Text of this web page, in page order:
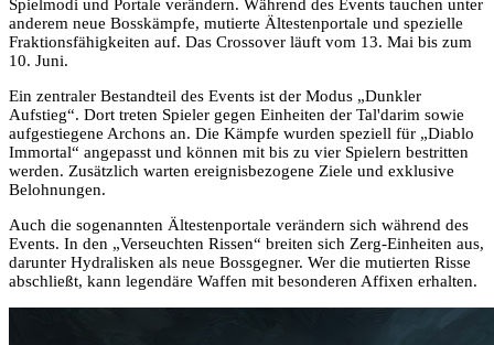
Spielmodi und Portale verändern. Während des Events tauchen unter
anderem neue Bosskämpfe, mutierte Ältestenportale und spezielle
Fraktionsfähigkeiten auf. Das Crossover läuft vom 13. Mai bis zum
10. Juni.
Ein zentraler Bestandteil des Events ist der Modus „Dunkler
Aufstieg“. Dort treten Spieler gegen Einheiten der Tal'darim sowie
aufgestiegene Archons an. Die Kämpfe wurden speziell für „Diablo
Immortal“ angepasst und können mit bis zu vier Spielern bestritten
werden. Zusätzlich warten ereignisbezogene Ziele und exklusive
Belohnungen.
Auch die sogenannten Ältestenportale verändern sich während des
Events. In den „Verseuchten Rissen“ breiten sich Zerg-Einheiten aus,
darunter Hydralisken als neue Bossgegner. Wer die mutierten Risse
abschließt, kann legendäre Waffen mit besonderen Affixen erhalten.